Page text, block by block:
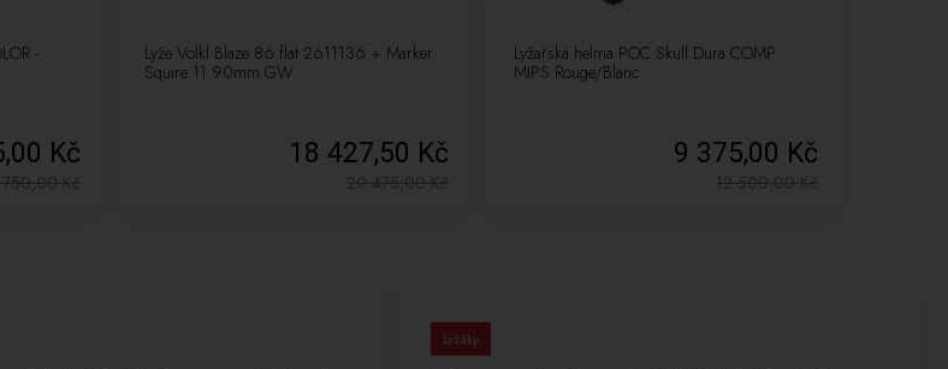
-
Kč
750,00Kč
Lyže Volkl Blaze 86 flat 2611136 + Marker
Squire 11 90mm GW
18 427,50 Kč
20 475,00Kč
Lyžařská helma POC Skull Dura COMP
MIPS Rouge/Blanc
9 375,00 Kč
12 500,00Kč
Lyžáky